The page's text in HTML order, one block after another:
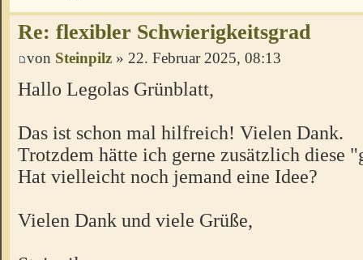
Re: flexibler Schwierigkeitsgrad
von Steinpilz » 22. Februar 2025, 08:13
Hallo Legolas Grünblatt,
Das ist schon mal hilfreich! Vielen Dank.
Trotzdem hätte ich gerne zusätzlich diese
Hat vielleicht noch jemand eine Idee?
Vielen Dank und viele Grüße,